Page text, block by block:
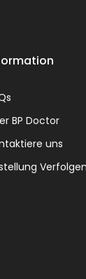
BP Doctor
uns
Verfolgen